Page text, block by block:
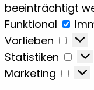
beeinträchtigt
Funktional
Vorlieben
Statistiken
Marketing